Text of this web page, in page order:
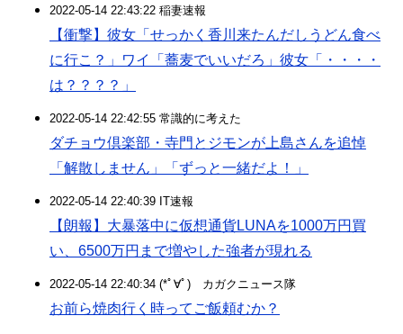
2022-05-14 22:43:22 稲妻速報
【衝撃】彼女「せっかく香川来たんだしうどん食べ
に行こ？」ワイ「蕎麦でいいだろ」彼女「・・・・
は？？？？」
2022-05-14 22:42:55 常識的に考えた
ダチョウ倶楽部・寺門とジモンが上島さんを追悼
「解散しません」「ずっと一緒だよ！」
2022-05-14 22:40:39 IT速報
【朗報】大暴落中に仮想通貨LUNAを1000万円買
い、6500万円まで増やした強者が現れる
2022-05-14 22:40:34 (*ﾟ∀ﾟ)ゞカガクニュース隊
お前ら焼肉行く時ってご飯頼むか？